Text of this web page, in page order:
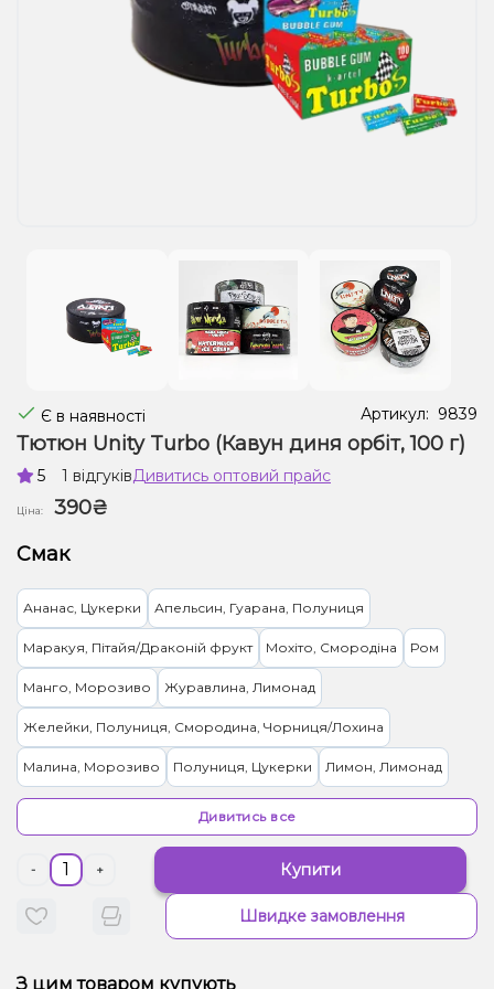
Рідини для електронних сигарет
Подарункові набори
Є в наявності Артикул: 9839
Тютюн Unity Turbo (Кавун диня орбіт, 100 г)
5 1 відгуківДивитись оптовий прайс
Ціна:
390₴
Смак
Ананас, Цукерки Апельсин, Гуарана, Полуниця
Маракуя, Пітайя/Драконій фрукт Мохіто, Смородіна Ром
Манго, Морозиво Журавлина, Лимонад
Желейки, Полуниця, Смородина, Чорниця/Лохина
Малина, Морозиво Полуниця, Цукерки Лимон, Лимонад
Кавун, Диня, Жуйка (фруктова) Апельсин Яблуко
Вишня/Черешня, Цукерки
Грейпфрут, Полуниця, Малина Лимон
Дивитись все
- + Купити
Швидке замовлення
З цим товаром купують